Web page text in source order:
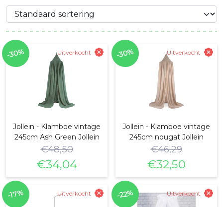
Uitverkocht
-30%
Jollein - Klamboe vintage
245cm Ash Green Jollein
€48,50
Oorspronkelijke
prijs
was:
€34,04
Huidige
prijs
is:
Uitverkocht
-30%
Jollein - Klamboe vintage
245cm nougat Jollein
€46,29
Oorspronkelijke
prijs
was:
€32,50
Huidige
prijs
is:
Uitverkocht
-17% Uitverkocht
-22%